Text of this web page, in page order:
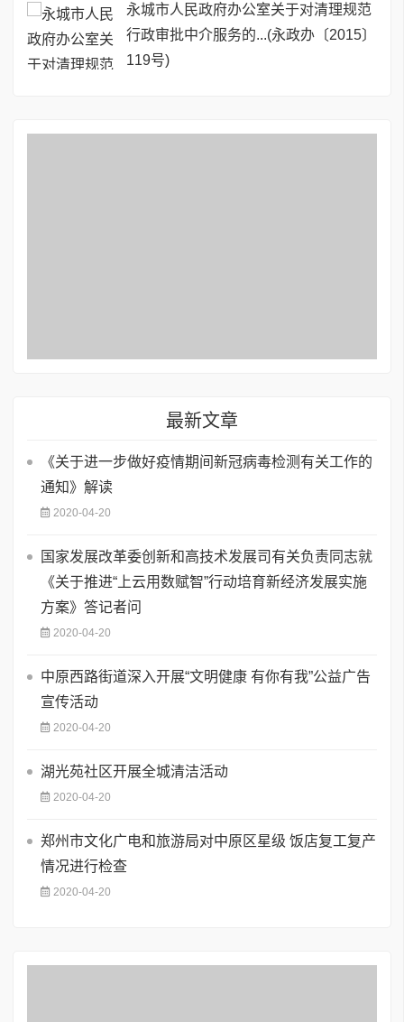
永城市人民政府办公室关于对清理规范
行政审批中介服务的...(永政办〔2015〕
119号)
最新文章
《关于进一步做好疫情期间新冠病毒检测有关工作的
通知》解读
2020-04-20
国家发展改革委创新和高技术发展司有关负责同志就
《关于推进“上云用数赋智”行动培育新经济发展实施
方案》答记者问
2020-04-20
中原西路街道深入开展“文明健康 有你有我”公益广告
宣传活动
2020-04-20
湖光苑社区开展全城清洁活动
2020-04-20
郑州市文化广电和旅游局对中原区星级 饭店复工复产
情况进行检查
2020-04-20